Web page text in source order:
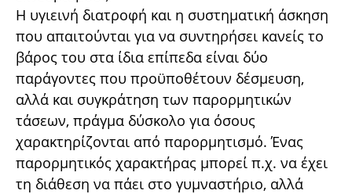
Η υγιεινή διατροφή και η συστηματική άσκηση
που απαιτούνται για να συντηρήσει κανείς το
βάρος του στα ίδια επίπεδα είναι δύο
παράγοντες που προϋποθέτουν δέσμευση,
αλλά και συγκράτηση των παρορμητικών
τάσεων, πράγμα δύσκολο για όσους
χαρακτηρίζονται από παρορμητισμό. Ένας
παρορμητικός χαρακτήρας μπορεί π.χ. να έχει
τη διάθεση να πάει στο γυμναστήριο, αλλά